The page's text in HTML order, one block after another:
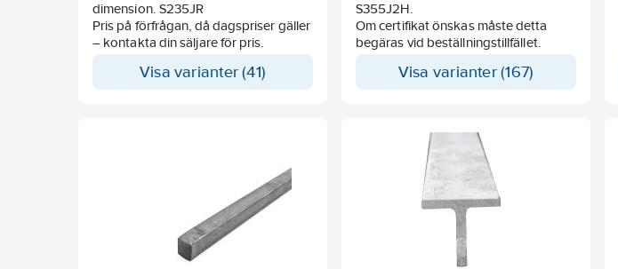
dimension. S235JR
Pris på förfrågan, då dagspriser gäller
– kontakta din säljare för pris.
Visa varianter (41)
S355J2H.
Om certifikat önskas måste detta
begäras vid beställningstillfället.
Visa varianter (167)